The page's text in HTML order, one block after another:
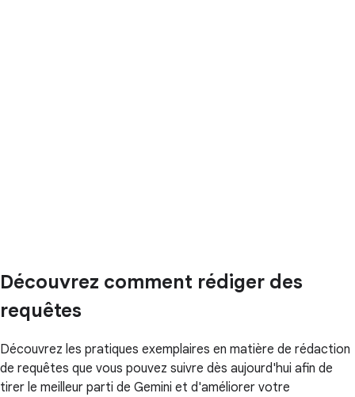
Découvrez comment rédiger des
requêtes
Découvrez les pratiques exemplaires en matière de rédaction
de requêtes que vous pouvez suivre dès aujourd'hui afin de
tirer le meilleur parti de Gemini et d'améliorer votre